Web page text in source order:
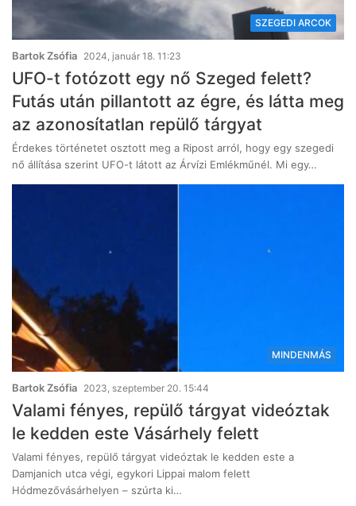
SZEGEDI ARCOK
Bartok Zsófia 2024, január 18. 11:23
UFO-t fotózott egy nő Szeged felett?
Futás után pillantott az égre, és látta meg
az azonosítatlan repülő tárgyat
Érdekes történetet osztott meg a Ripost arról, hogy egy szegedi
nő állítása szerint UFO-t látott az Árvízi Emlékműnél. Mi egy…
MINDENMÁS
Bartok Zsófia 2023, szeptember 20. 15:44
Valami fényes, repülő tárgyat videóztak
le kedden este Vásárhely felett
Valami fényes, repülő tárgyat videóztak le kedden este a
Damjanich utca végi, egykori Lippai malom felett
Hódmezővásárhelyen – szúrta ki…